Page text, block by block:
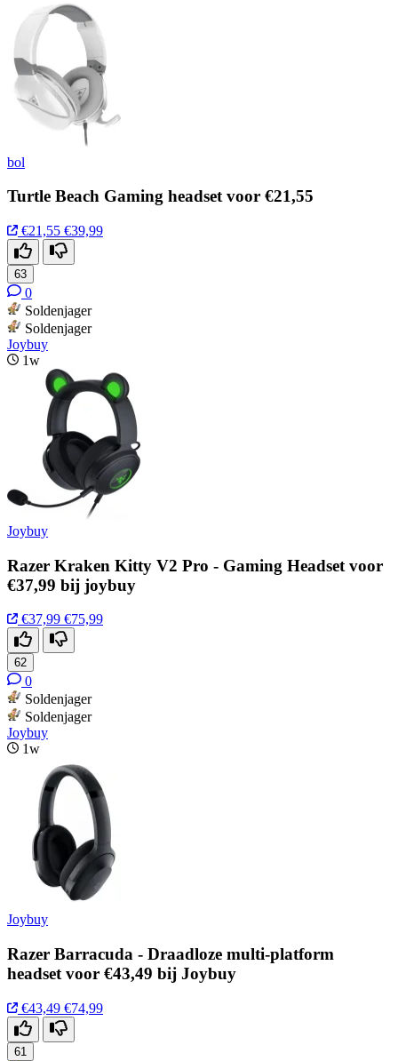
bol
Turtle Beach Gaming headset voor €21,55
€21,55 €39,99
63
0
Soldenjager
Soldenjager
Joybuy
1w
Joybuy
Razer Kraken Kitty V2 Pro - Gaming Headset voor
€37,99 bij joybuy
€37,99 €75,99
62
0
Soldenjager
Soldenjager
Joybuy
1w
Joybuy
Razer Barracuda - Draadloze multi-platform
headset voor €43,49 bij Joybuy
€43,49 €74,99
61